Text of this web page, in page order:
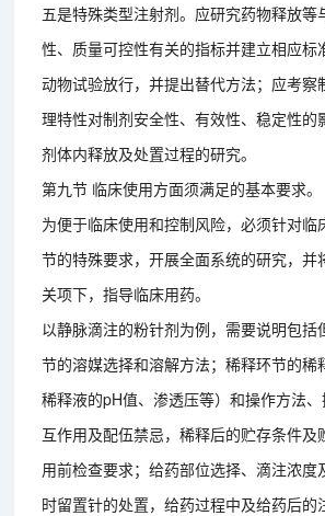
五是特殊类型注射剂。应研究药物释放等
性、质量可控性有关的指标并建立相应标
动物试验放行，并提出替代方法；应考察
理特性对制剂安全性、有效性、稳定性的
剂体内释放及处置过程的研究。
第九节 临床使用方面须满足的基本要求。
为便于临床使用和控制风险，必须针对临
节的特殊要求，开展全面系统的研究，并
关项下，指导临床用药。
以静脉滴注的粉针剂为例，需要说明包括
节的溶媒选择和溶解方法；稀释环节的稀
稀释液的pH值、渗透压等）和操作方法
互作用及配伍禁忌，稀释后的贮存条件及
用前检查要求；给药部位选择、滴注浓度
时留置针的处置，给药过程中及给药后的